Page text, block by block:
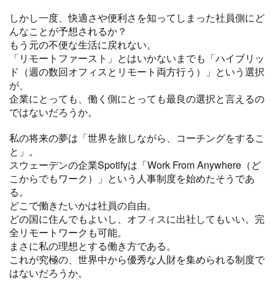
しかし一度、快適さや便利さを知ってしまった社員側にど
んなことが予想されるか？
もう元の不便な生活に戻れない。
「リモートファースト」とはいかないまでも「ハイブリッ
ド（週の数回オフィスとリモート両方行う）」という選択
が、
企業にとっても、働く側にとっても最良の選択と言えるの
ではないだろうか。
私の将来の夢は「世界を旅しながら、コーチングをするこ
と」。
スウェーデンの企業Spotifyは「Work From Anywhere（ど
こからでもワーク）」という人事制度を始めたそうであ
る。
どこで働きたいかは社員の自由。
どの国に住んでもよいし、オフィスに出社してもいい。完
全リモートワークも可能。
まさに私の理想とする働き方である。
これが究極の、世界中から優秀な人財を集められる制度で
はないだろうか。